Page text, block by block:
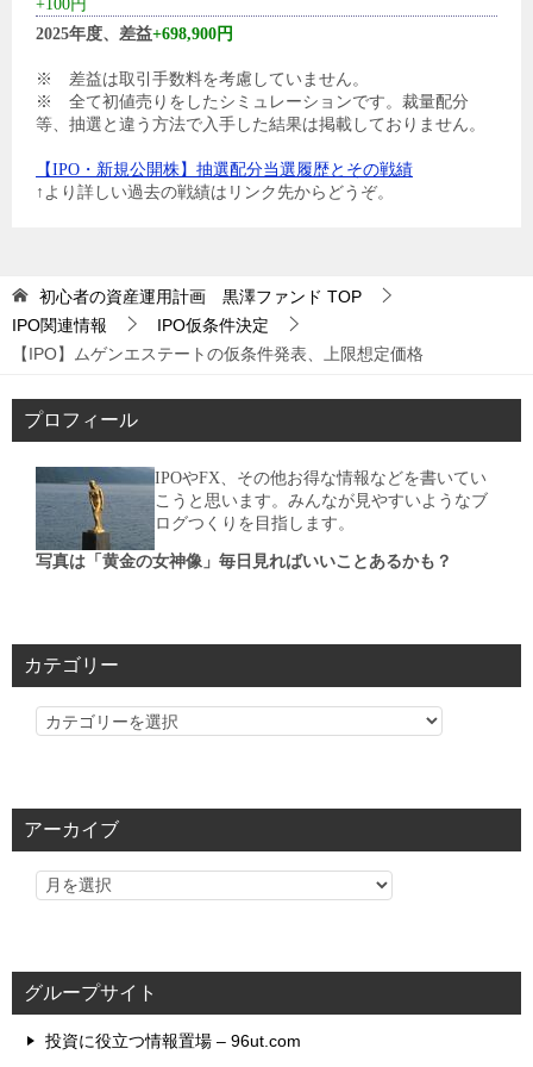
+100円
2025年度、差益+698,900円
※ 差益は取引手数料を考慮していません。
※ 全て初値売りをしたシミュレーションです。裁量配分
等、抽選と違う方法で入手した結果は掲載しておりません。
【IPO・新規公開株】抽選配分当選履歴とその戦績
↑より詳しい過去の戦績はリンク先からどうぞ。
初心者の資産運用計画 黒澤ファンド TOP
IPO関連情報
IPO仮条件決定
【IPO】ムゲンエステートの仮条件発表、上限想定価格
プロフィール
IPOやFX、その他お得な情報などを書いてい
こうと思います。みんなが見やすいようなブ
ログつくりを目指します。
写真は「黄金の女神像」毎日見ればいいことあるかも？
カテゴリー
カ
リ
アーカイブ
グループサイト
投資に役立つ情報置場 – 96ut.com